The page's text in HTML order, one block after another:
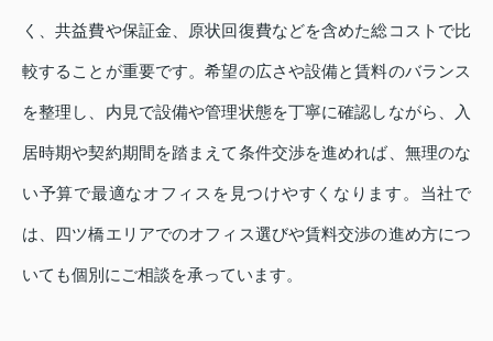
く、共益費や保証金、原状回復費などを含めた総コストで比
較することが重要です。希望の広さや設備と賃料のバランス
を整理し、内見で設備や管理状態を丁寧に確認しながら、入
居時期や契約期間を踏まえて条件交渉を進めれば、無理のな
い予算で最適なオフィスを見つけやすくなります。当社で
は、四ツ橋エリアでのオフィス選びや賃料交渉の進め方につ
いても個別にご相談を承っています。